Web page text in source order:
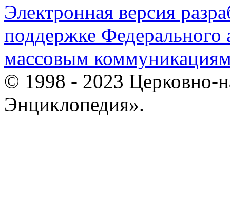
Электронная версия
поддержке Федерального
массовым
© 1998 - 2023 Церковно-
Энциклопедия».